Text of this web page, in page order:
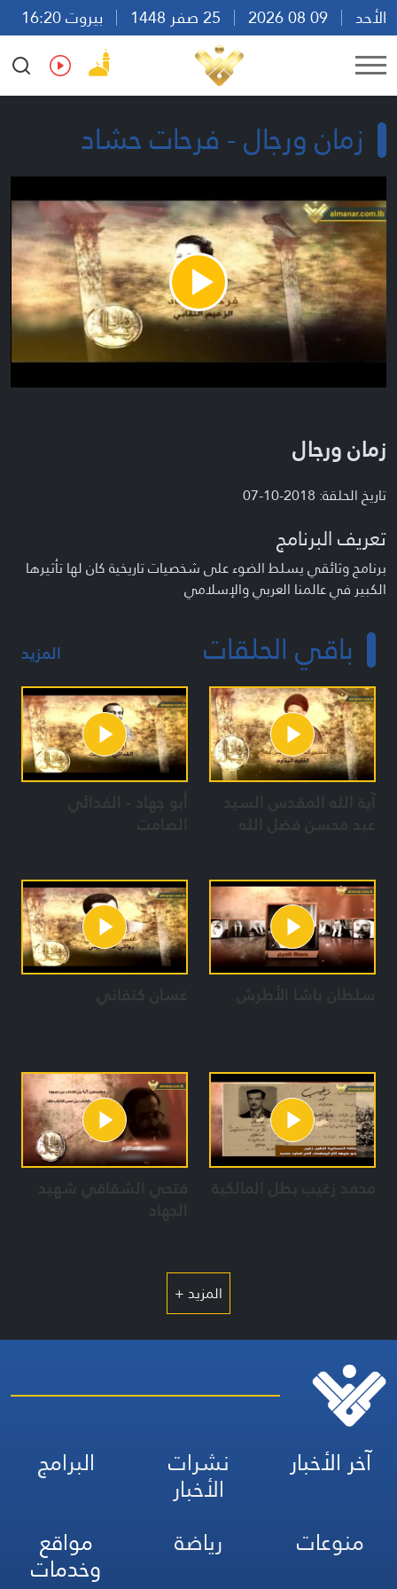
الأحد
بيروت 16:20
Ar
En Fr Es
زمان ورجال - فرحات حشاد
Play
Video
زمان ورجال
تاريخ الحلقة: 2018-10-07
تعريف البرنامج
برنامج وثائقي يسلط الضوء على شخصيات تاريخية كان لها تأثيرها
الكبير في عالمنا العربي والإسلامي
باقي الحلقات المزيد
آية الله المقدس السيد
عبد محسن فضل الله
أبو جهاد - الفدائي
الصامت
سلطان باشا الأطرش غسان كنفاني
محمد زغيب بطل المالكية فتحي الشقاقي شهيد
الجهاد
المزيد +
آخر الأخبار نشرات
الأخبار
البرامج
منوعات
رياضة مواقع
وخدمات